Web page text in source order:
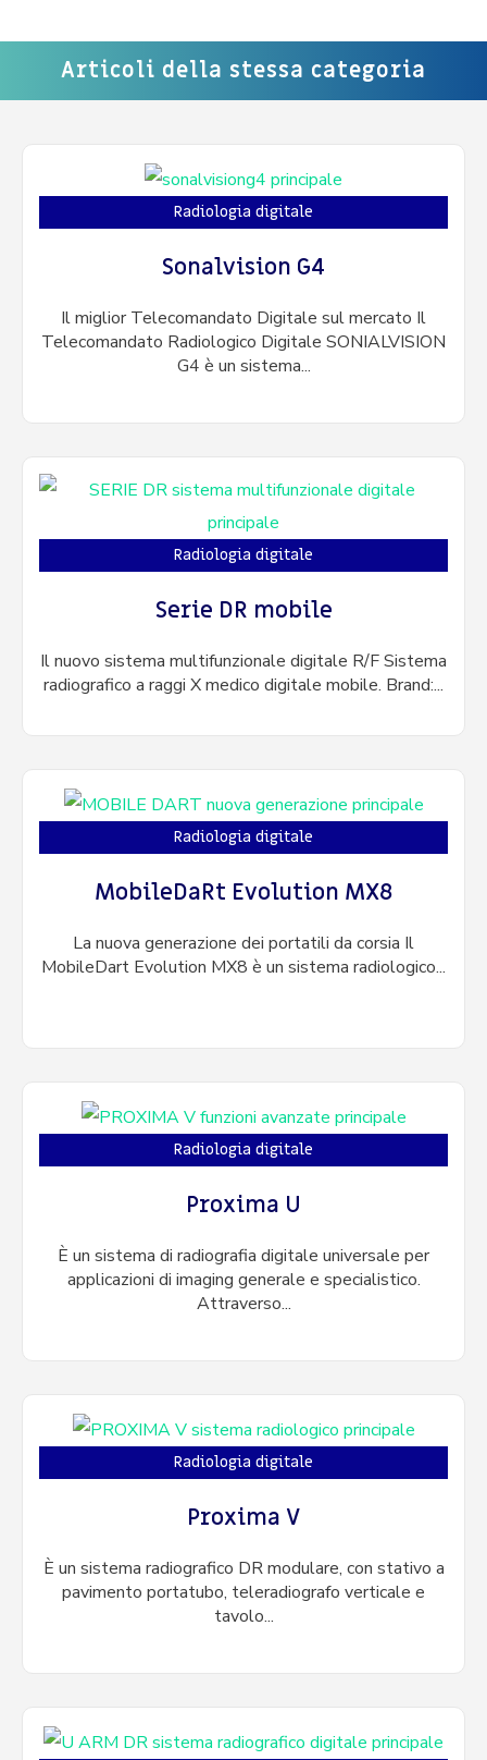
Articoli della stessa categoria
Radiologia digitale
Sonalvision G4
Il miglior Telecomandato Digitale sul mercato Il
Telecomandato Radiologico Digitale SONIALVISION
G4 è un sistema...
Radiologia digitale
Serie DR mobile
Il nuovo sistema multifunzionale digitale R/F Sistema
radiografico a raggi X medico digitale mobile. Brand:...
Radiologia digitale
MobileDaRt Evolution MX8
La nuova generazione dei portatili da corsia Il
MobileDart Evolution MX8 è un sistema radiologico...
Radiologia digitale
Proxima U
È un sistema di radiografia digitale universale per
applicazioni di imaging generale e specialistico.
Attraverso...
Radiologia digitale
Proxima V
È un sistema radiografico DR modulare, con stativo a
pavimento portatubo, teleradiografo verticale e
tavolo...